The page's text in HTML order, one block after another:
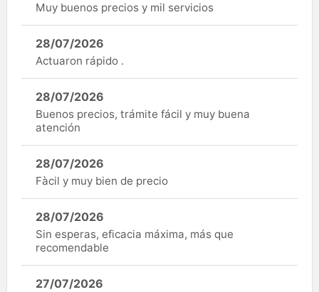
Muy buenos precios y mil servicios
28/07/2026
Actuaron rápido .
28/07/2026
Buenos precios, trámite fácil y muy buena
atención
28/07/2026
Fàcil y muy bien de precio
28/07/2026
Sin esperas, eficacia máxima, más que
recomendable
27/07/2026